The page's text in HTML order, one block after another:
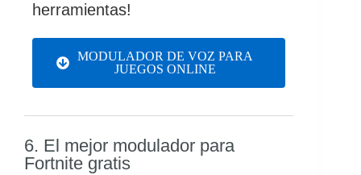
herramientas!
MODULADOR DE VOZ PARA
JUEGOS ONLINE
6. El mejor modulador para
Fortnite gratis